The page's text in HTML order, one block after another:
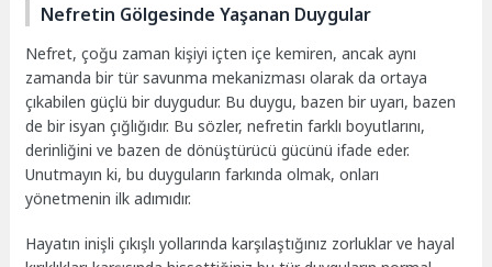
Nefretin Gölgesinde Yaşanan Duygular
Nefret, çoğu zaman kişiyi içten içe kemiren, ancak aynı
zamanda bir tür savunma mekanizması olarak da ortaya
çıkabilen güçlü bir duygudur. Bu duygu, bazen bir uyarı, bazen
de bir isyan çığlığıdır. Bu sözler, nefretin farklı boyutlarını,
derinliğini ve bazen de dönüştürücü gücünü ifade eder.
Unutmayın ki, bu duyguların farkında olmak, onları
yönetmenin ilk adımıdır.
Hayatın inişli çıkışlı yollarında karşılaştığınız zorluklar ve hayal